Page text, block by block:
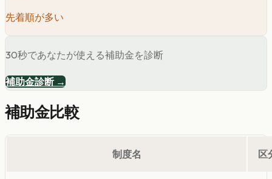
先着順が多い
30秒であなたが使える補助金を診断
補助金診断 →
補助金比較
制度名 区